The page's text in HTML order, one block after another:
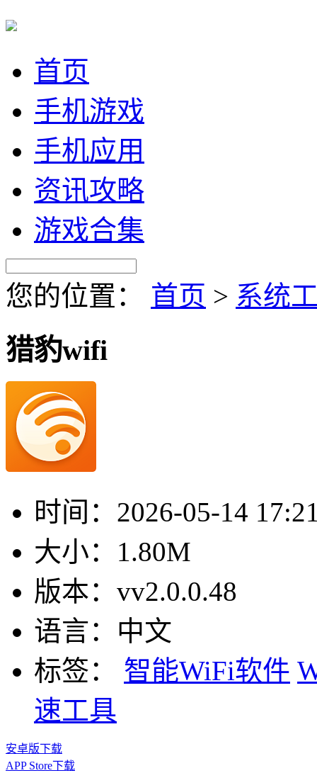
首页
手机游戏
手机应用
资讯攻略
游戏合集
您的位置： 首页 > 系统
猎豹wifi
时间： 2026-05-14
大小： 1.80M
版本： vv2.0.0.48
语言： 中文
标签：
智能WiFi软件
速工具
安卓版下载
APP Store下载